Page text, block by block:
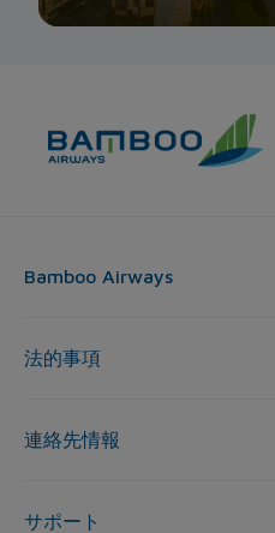
Bamboo Airways
法的事項
連絡先情報
サポート